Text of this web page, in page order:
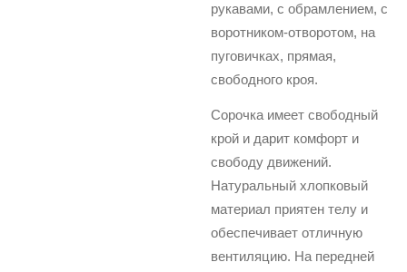
рукавами, с обрамлением, с
воротником-отворотом, на
пуговичках, прямая,
свободного кроя.
Сорочка имеет свободный
крой и дарит комфорт и
свободу движений.
Натуральный хлопковый
материал приятен телу и
обеспечивает отличную
вентиляцию. На передней